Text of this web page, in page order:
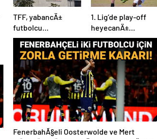
TFF, yabancÄ±
futbolcu
kontenjanÄ±nÄ±
revize etti
1. Lig’de play-off
heyecanÄ±
baÅlÄ±yor!
FenerbahÃ§eli Oosterwolde ve Mert